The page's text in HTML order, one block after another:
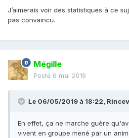
J’aimerais voir des statistiques à ce
pas convaincu.
Mégille
Posté 6 mai 2019
Le 06/05/2019 à 18:22,
En effet, ça ne marche guère
vivent en groupe mené par un